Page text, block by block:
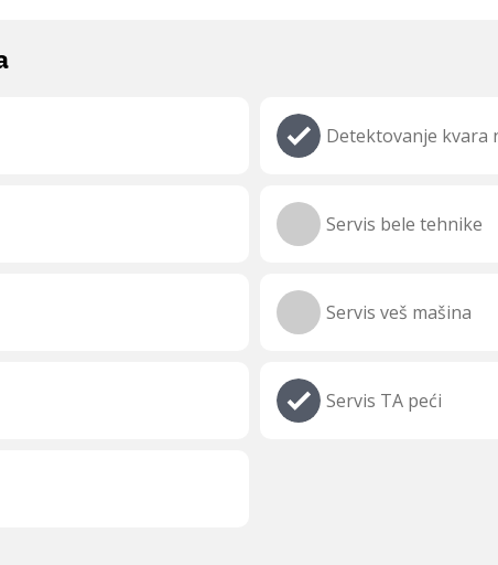
Detektovanje kvara
Servis bele tehnike
Servis veš mašina
Servis TA peći